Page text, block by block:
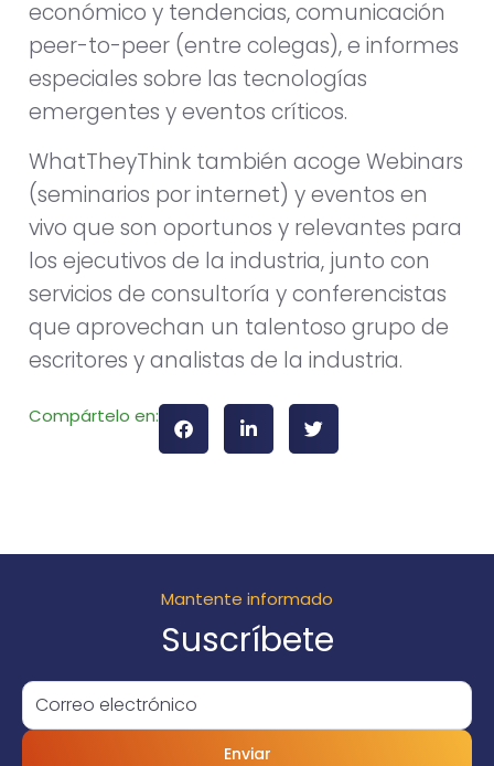
económico y tendencias, comunicación
peer-to-peer (entre colegas), e informes
especiales sobre las tecnologías
emergentes y eventos críticos.
WhatTheyThink también acoge Webinars
(seminarios por internet) y eventos en
vivo que son oportunos y relevantes para
los ejecutivos de la industria, junto con
servicios de consultoría y conferencistas
que aprovechan un talentoso grupo de
escritores y analistas de la industria.
Compártelo en:
Mantente informado
Suscríbete
Enviar